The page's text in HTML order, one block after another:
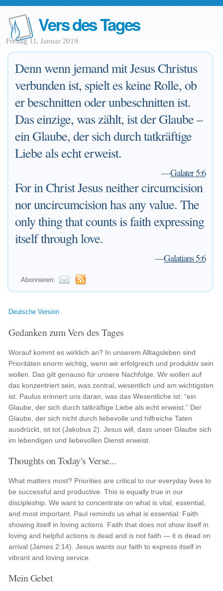
Vers des Tages
Freitag 11. Januar 2019
Denn wenn jemand mit Jesus Christus
verbunden ist, spielt es keine Rolle, ob
er beschnitten oder unbeschnitten ist.
Das einzige, was zählt, ist der Glaube –
ein Glaube, der sich durch tatkräftige
Liebe als echt erweist.
—Galater 5:6
For in Christ Jesus neither circumcision
nor uncircumcision has any value. The
only thing that counts is faith expressing
itself through love.
—Galatians 5:6
Abonnieren:
Deutsche Version
Gedanken zum Vers des Tages
Worauf kommt es wirklich an? In unserem Alltagsleben sind
Prioritäten enorm wichtig, wenn wir erfolgreich und produktiv sein
wollen. Das gilt genauso für unsere Nachfolge. Wir wollen auf
das konzentriert sein, was zentral, wesentlich und am wichtigsten
ist. Paulus erinnert uns daran, was das Wesentliche ist: “ein
Glaube, der sich durch tatkräftige Liebe als echt erweist.” Der
Glaube, der sich nicht durch liebevolle und hilfreiche Taten
ausdrückt, ist tot (Jakobus 2). Jesus will, dass unser Glaube sich
im lebendigen und liebevollen Dienst erweist.
Thoughts on Today's Verse...
What matters most? Priorities are critical to our everyday lives to
be successful and productive. This is equally true in our
discipleship. We want to concentrate on what is vital, essential,
and most important. Paul reminds us what is essential: Faith
showing itself in loving actions. Faith that does not show itself in
loving and helpful actions is dead and is not faith — it is dead on
arrival (James 2:14). Jesus wants our faith to express itself in
vibrant and loving service.
Mein Gebet